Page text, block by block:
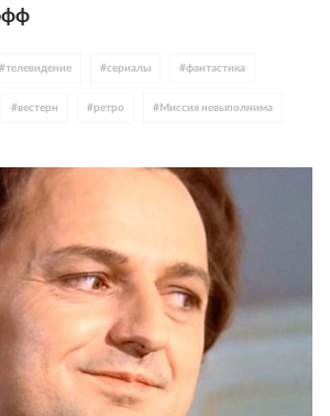
#телевидение #сериалы #фантастика
#вестерн #ретро # Миссия невыполнима